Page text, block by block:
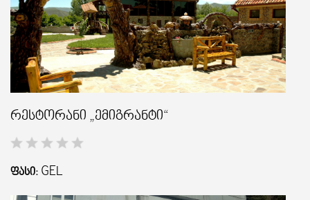
რესტორანი „ემიგრანტი“
ᲤᲐᲡᲘ: GEL